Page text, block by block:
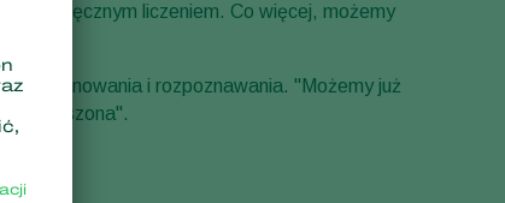
United Kingdom
ręcznym liczeniem. Co więcej, możemy
ich skanowania i rozpoznawania. "Możemy już
i ulepszona".